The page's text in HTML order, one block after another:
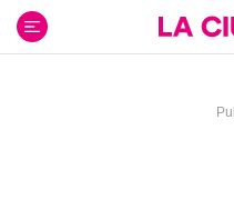
contenido